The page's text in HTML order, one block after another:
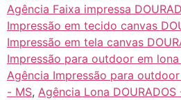
Agência Faixa impressa
Impressão em tecido canvas
Impressão em tela canvas
Impressão para outdoor em lona
Agência Impressão para
- MS, Agência Lona DOURADOS